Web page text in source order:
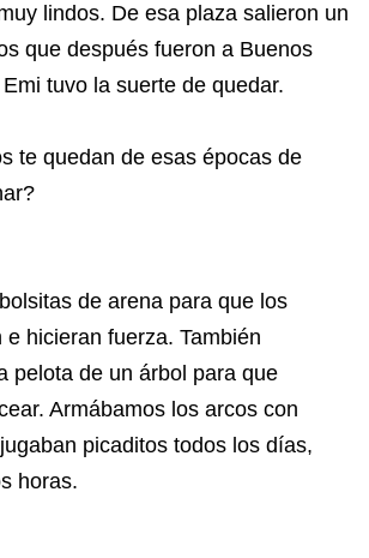
lindos. De esa plaza salieron un
que después fueron a Buenos
tuvo la suerte de quedar.
te quedan de esas épocas de
de arena para que los
hicieran fuerza. También
pelota de un árbol para que
Armábamos los arcos con
picaditos todos los días,
horas.